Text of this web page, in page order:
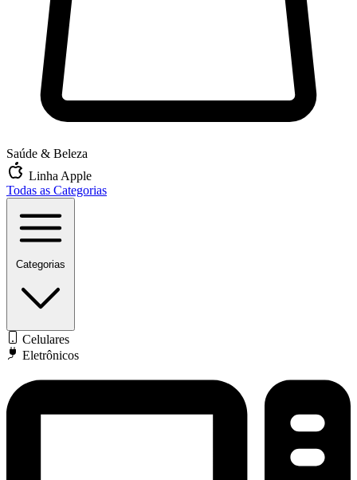
Saúde & Beleza
Linha Apple
Todas as Categorias
Categorias
Celulares
Eletrônicos